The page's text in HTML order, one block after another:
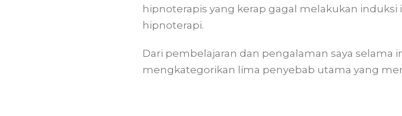
hipnoterapis yang kerap gagal melakukan
hipnoterapi.
Dari pembelajaran dan pengalaman saya selama
mengkategorikan lima penyebab utama yang